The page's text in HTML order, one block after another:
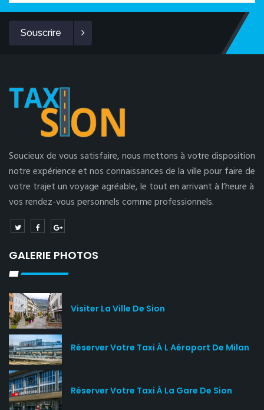
Souscrire
Soucieux de vous satisfaire, nous mettons à votre disposition
notre expérience et nos connaissances de la ville pour faire de
votre trajet un voyage agréable, le tout en arrivant à l’heure à
vos rendez-vous personnels comme professionnels.
GALERIE PHOTOS
Visiter La Ville De Sion
Réserver Votre Taxi À L Aéroport De Milan
Réserver Votre Taxi À La Gare De Sion